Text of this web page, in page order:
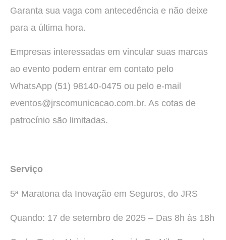
Garanta sua vaga com antecedência e não deixe
para a última hora.
Empresas interessadas em vincular suas marcas
ao evento podem entrar em contato pelo
WhatsApp (51) 98140-0475 ou pelo e-mail
eventos@jrscomunicacao.com.br. As cotas de
patrocínio são limitadas.
Serviço
5ª Maratona da Inovação em Seguros, do JRS
Quando: 17 de setembro de 2025 – Das 8h às 18h